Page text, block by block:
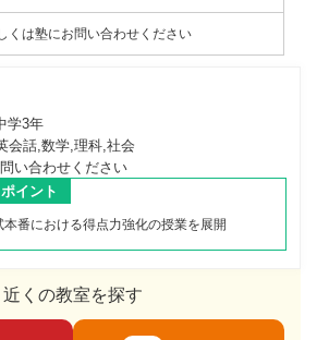
くは塾にお問い合わせください
学3年
会話,数学,理科,社会
い合わせください
イント
番における得点力強化の授業を展開
近くの教室を探す